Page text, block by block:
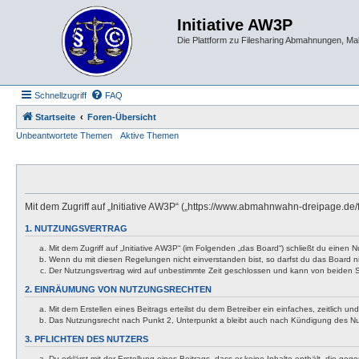
Initiative AW3P
Die Plattform zu Filesharing Abmahnungen,
Schnellzugriff FAQ
Startseite
Foren-Übersicht
Unbeantwortete Themen
Aktive Themen
Mit dem Zugriff auf „Initiative AW3P“ („https://www.abmahnwahn-
1. NUTZUNGSVERTRAG
Mit dem Zugriff auf „Initiative AW3P“ (im Folgenden „das Board“) schließt du
Wenn du mit diesen Regelungen nicht einverstanden bist, so darfst du das Board
Der Nutzungsvertrag wird auf unbestimmte Zeit geschlossen und kann von
2. EINRÄUMUNG VON NUTZUNGSRECHTEN
Mit dem Erstellen eines Beitrags erteilst du dem Betreiber ein einfaches, zeitlich
Das Nutzungsrecht nach Punkt 2, Unterpunkt a bleibt auch nach Kündigung des
3. PFLICHTEN DES NUTZERS